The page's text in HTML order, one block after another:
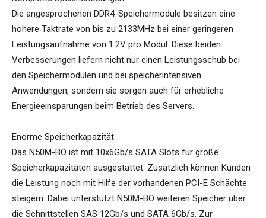
Die angesprochenen DDR4-Speichermodule besitzen eine
höhere Taktrate von bis zu 2133MHz bei einer geringeren
Leistungsaufnahme von 1.2V pro Modul. Diese beiden
Verbesserungen liefern nicht nur einen Leistungsschub bei
den Speichermodulen und bei speicherintensiven
Anwendungen, sondern sie sorgen auch für erhebliche
Energieeinsparungen beim Betrieb des Servers.
Enorme Speicherkapazität
Das N50M-BO ist mit 10x6Gb/s SATA Slots für große
Speicherkapazitäten ausgestattet. Zusätzlich können Kunden
die Leistung noch mit Hilfe der vorhandenen PCI-E Schächte
steigern. Dabei unterstützt N50M-BO weiteren Speicher über
die Schnittstellen SAS 12Gb/s und SATA 6Gb/s. Zur